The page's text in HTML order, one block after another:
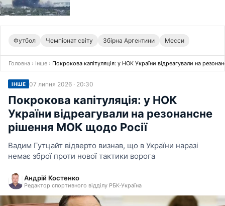
Футбол Чемпіонат світу Збірна Аргентини Месси
Головна › Інше › Покрокова капітуляція: у НОК України відреагували на
ІНШЕ 07 липня 2026 · 20:30
Покрокова капітуляція: у НОК
України відреагували на резонансне
рішення МОК щодо Росії
Вадим Гутцайт відверто визнав, що в України наразі
немає зброї проти нової тактики ворога
Андрій Костенко
Редактор спортивного відділу РБК-Україна